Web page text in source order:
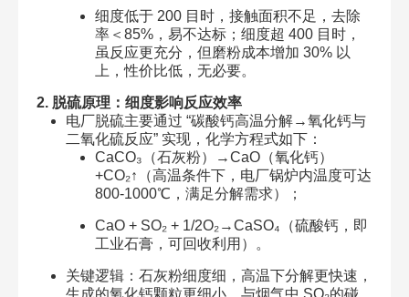
细度低于 200 目时，接触面积不足，去除
率＜85%，易不达标；细度超 400 目时，
虽反应更充分，但磨粉成本增加 30% 以
上，性价比低，无必要。
2. 脱硫原理：细度影响反应效率
电厂脱硫主要通过 “碳酸钙高温分解→氧化钙与
二氧化硫反应” 实现，化学方程式如下：
CaCO₃（石灰粉）→CaO（氧化钙）
+CO₂↑（高温条件下，电厂锅炉内温度可达
800-1000℃，满足分解需求）；
CaO + SO₂ + 1/2O₂→CaSO₄（硫酸钙，即
工业石膏，可回收利用）。
关键逻辑：石灰粉细度细，高温下分解更快速，